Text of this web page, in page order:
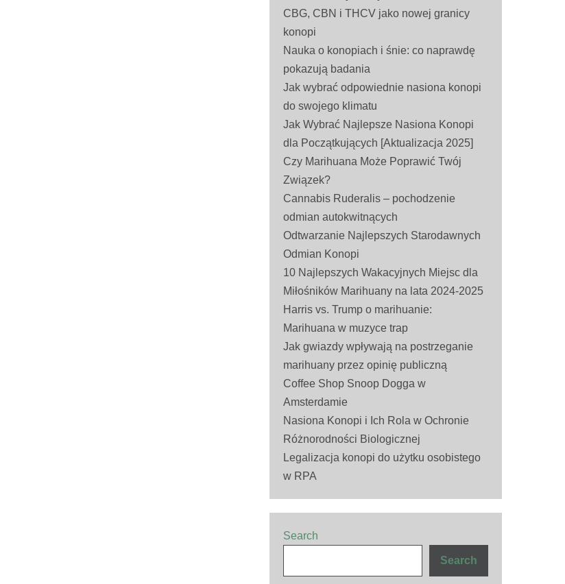
CBG, CBN i THCV jako nowej granicy
konopi
Nauka o konopiach i śnie: co naprawdę
pokazują badania
Jak wybrać odpowiednie nasiona konopi
do swojego klimatu
Jak Wybrać Najlepsze Nasiona Konopi
dla Początkujących [Aktualizacja 2025]
Czy Marihuana Może Poprawić Twój
Związek?
Cannabis Ruderalis – pochodzenie
odmian autokwitnących
Odtwarzanie Najlepszych Starodawnych
Odmian Konopi
10 Najlepszych Wakacyjnych Miejsc dla
Miłośników Marihuany na lata 2024-2025
Harris vs. Trump o marihuanie:
Marihuana w muzyce trap
Jak gwiazdy wpływają na postrzeganie
marihuany przez opinię publiczną
Coffee Shop Snoop Dogga w
Amsterdamie
Nasiona Konopi i Ich Rola w Ochronie
Różnorodności Biologicznej
Legalizacja konopi do użytku osobistego
w RPA
Search
Search